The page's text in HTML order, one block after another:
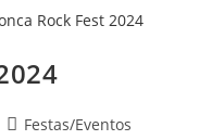
Festas/Eventos